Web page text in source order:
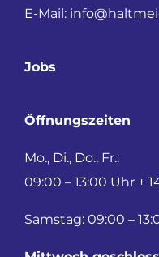
E-Mail:
Jobs
Öffnungszeiten
Mo., Di., Do., Fr.:
09:00 – 13:00 Uhr +
Samstag: 09:00 –